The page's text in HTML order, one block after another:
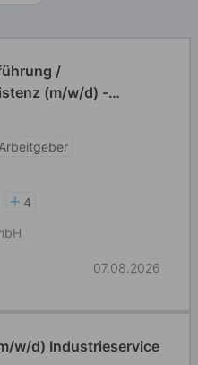
/
(m/w/d) -
4
07.08.2026
w/d) Industrieservice